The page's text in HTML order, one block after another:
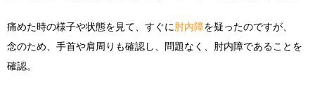
痛めた時の様子や状態を見て、すぐに肘内障を疑ったのですが、
念のため、手首や肩周りも確認し、問題なく、肘内障であることを
確認。